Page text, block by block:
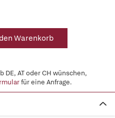
Warenkorb
DE, AT oder CH wünschen,
für eine Anfrage.